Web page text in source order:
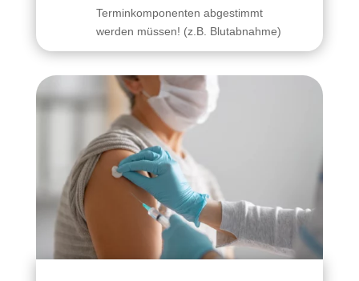
Terminkomponenten abgestimmt
werden müssen! (z.B. Blutabnahme)